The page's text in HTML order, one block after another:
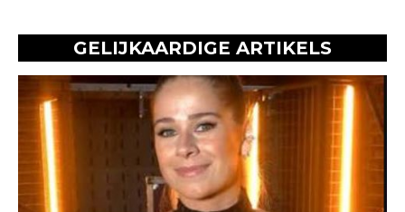
GELIJKAARDIGE ARTIKELS